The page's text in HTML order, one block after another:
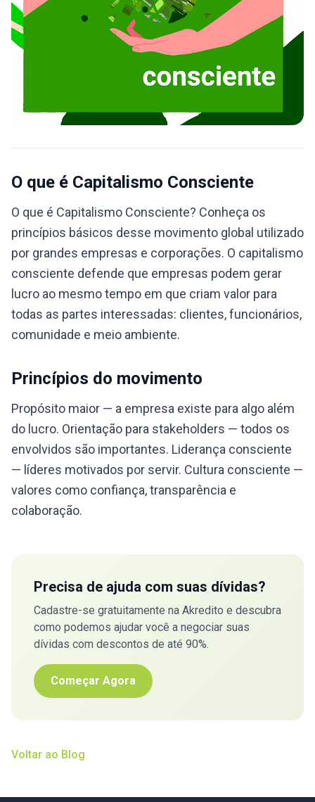
O que é Capitalismo Consciente
O que é Capitalismo Consciente? Conheça os
princípios básicos desse movimento global utilizado
por grandes empresas e corporações. O capitalismo
consciente defende que empresas podem gerar
lucro ao mesmo tempo em que criam valor para
todas as partes interessadas: clientes, funcionários,
comunidade e meio ambiente.
Princípios do movimento
Propósito maior — a empresa existe para algo além
do lucro. Orientação para stakeholders — todos os
envolvidos são importantes. Liderança consciente
— líderes motivados por servir. Cultura consciente —
valores como confiança, transparência e
colaboração.
Precisa de ajuda com suas dívidas?
Cadastre-se gratuitamente na Akredito e descubra
como podemos ajudar você a negociar suas
dívidas com descontos de até 90%.
Começar Agora
Voltar ao Blog